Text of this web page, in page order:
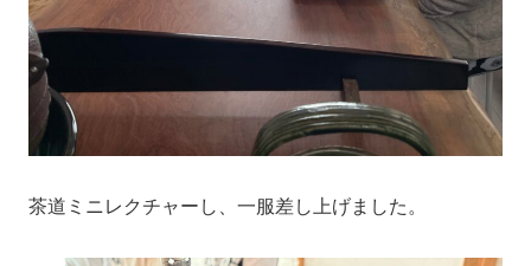
茶道ミニレクチャーし、一服差し上げました。